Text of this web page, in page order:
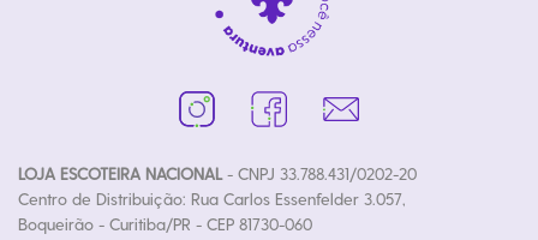
LOJA ESCOTEIRA NACIONAL- CNPJ 33.788.431/0202-20
Centro de Distribuição: Rua Carlos Essenfelder 3.057,
Boqueirão - Curitiba/PR - CEP 81730-060